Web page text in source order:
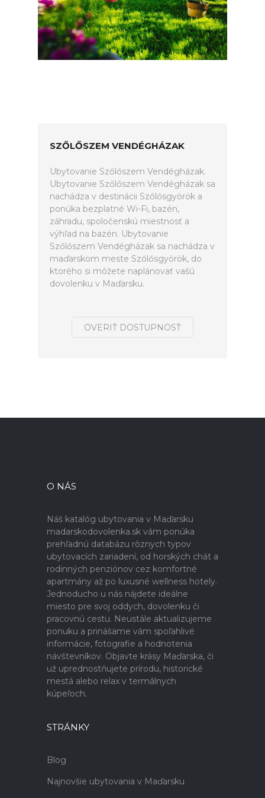
SZŐLŐSZEM VENDÉGHÁZAK
Ubytovanie Szőlőszem Vendégházak.
Ubytovanie Szőlőszem Vendégházak sa
nachádza v destinácii Szőlősgyörök a
ponúka bezplatné Wi-Fi, bazén,
záhradu, spoločenskú miestnosť a
výhľad na bazén. Ubytovanie
Szőlőszem Vendégházak sa nachádza v
maďarskom meste Szőlősgyörök, do
ktorého si môžete naplánovať vašú
dovolenku v Maďarsku.
OVERIŤ DOSTUPNOSŤ
O NÁS
Náš katalóg ubytovania v Maďarsku
madarskodovolenka.sk vám ponúka
prehľadnú databázu rôznych typov
ubytovacích zariadení, od horských chát a
rodinných penziónov cez komfortné
apartmány až po luxusné wellness hotely.
Jednoducho u nás nájdete ideálne
miesto pre svoj oddych, dovolenku či
pracovnú cestu. Neustále aktualizujeme
ponuku a prinášame vám spoľahlivé
informácie, fotografie a hodnotenia
návštevníkov. Objavte krásy Maďarska, či
už uprednostňujete prírodu, historické
mestá alebo relax v termálnych
kúpeľoch.
STRÁNKY
Blog
Najnovšie ubytovania v Maďarsku